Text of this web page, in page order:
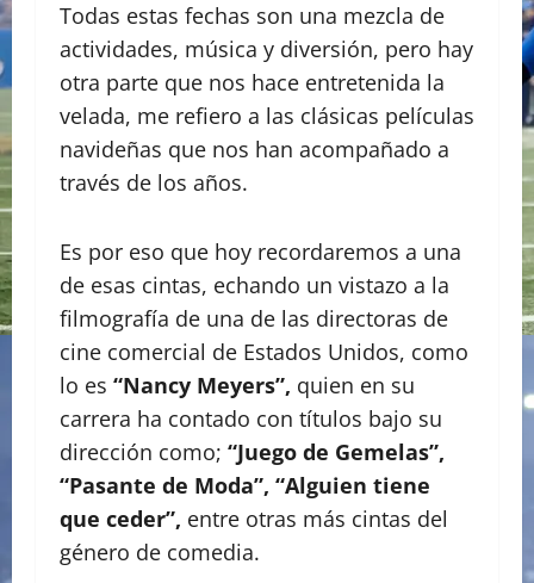
Todas estas fechas son una mezcla de
actividades, música y diversión, pero hay
otra parte que nos hace entretenida la
velada, me refiero a las clásicas películas
navideñas que nos han acompañado a
través de los años.
Es por eso que hoy recordaremos a una
de esas cintas, echando un vistazo a la
filmografía de una de las directoras de
cine comercial de Estados Unidos, como
lo es “Nancy Meyers”, quien en su
carrera ha contado con títulos bajo su
dirección como; “Juego de Gemelas”,
“Pasante de Moda”, “Alguien tiene
que ceder”, entre otras más cintas del
género de comedia.